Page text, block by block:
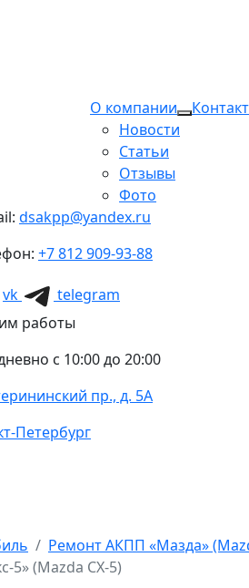
О компании
Новости
Статьи
Отзывы
Фото
dsakpp@yandex.ru
+7 812 909-93-88
vk
telegram
работы
с 10:00 до 20:00
пр., д. 5А
Петербург
Ремонт АКПП «Мазда»
(Mazda CX-5)